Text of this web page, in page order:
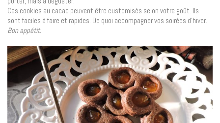
Ces cookies au cacao peuvent être customisés selon votre goût. Ils
sont faciles à faire et rapides. De quoi accompagner vos soirées d’hiver.
Bon appétit.